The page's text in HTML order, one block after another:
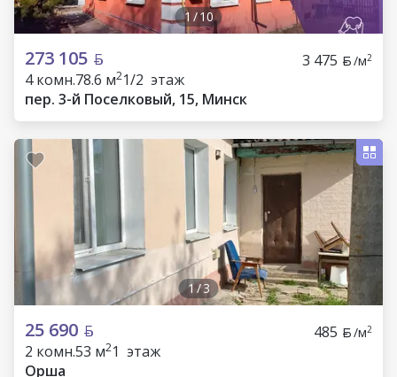
1 /10
273 105 3 475 /м2
4 комн.78.6 м21/2 этаж
пер. 3-й Поселковый, 15, Минск
1/3
25 690 485 /м2
2 комн.53 м21 этаж
Орша